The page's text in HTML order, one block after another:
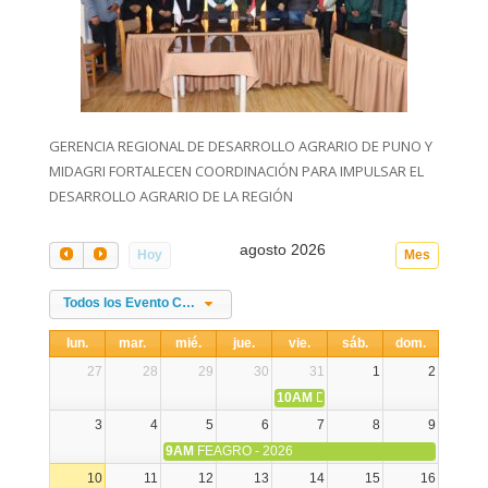
GERENCIA REGIONAL DE DESARROLLO AGRARIO DE PUNO Y
MIDAGRI FORTALECEN COORDINACIÓN PARA IMPULSAR EL
DESARROLLO AGRARIO DE LA REGIÓN
Hoy Mes
agosto 2026
Todos los Evento Categories
lun. mar. mié. jue. vie. sáb.
dom.
27
28 29 30 31 1
2
10AM DIA NACIONAL DE LA
3
4 5 6 7 8
9
9AM FEAGRO - 2026
10
11 12 13 14 15 16